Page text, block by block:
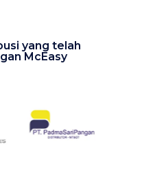
yang telah
McEasy